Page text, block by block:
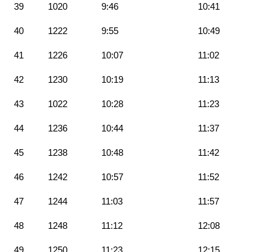
39 1020 9:46 10:41
40 1222 9:55 10:49
41 1226 10:07 11:02
42 1230 10:19 11:13
43 1022 10:28 11:23
44 1236 10:44 11:37
45 1238 10:48 11:42
46 1242 10:57 11:52
47 1244 11:03 11:57
48 1248 11:12 12:08
49 1250 11:23 12:15